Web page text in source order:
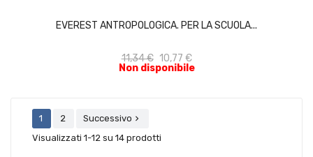
EVEREST ANTROPOLOGICA. PER LA SCUOLA...
11,34 € 10,77 €
Non disponibile
1 2 Successivo 
Visualizzati 1-12 su 14 prodotti